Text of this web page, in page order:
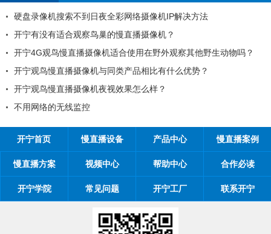
像机搜索不到日夜全彩网络摄像机IP解决方法
没有适合观察鸟巢的慢直播摄像机？
观鸟慢直播摄像机适合使用在野外观察其他野生动物吗？
鸟慢直播摄像机与同类产品相比有什么优势？
鸟慢直播摄像机夜视效果怎么样？
络的无线监控
开宁首页 慢直播设备 产品中心 慢直播案例
慢直播方案 视频中心 帮助中心 合作必读
开宁学院 常见问题 开宁工厂 联系开宁